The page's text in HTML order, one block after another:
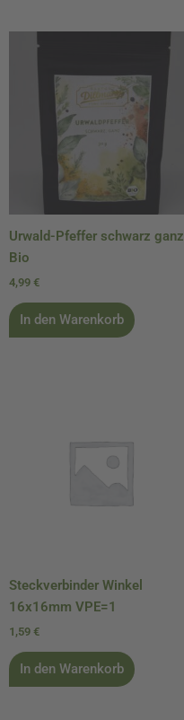
Urwald-Pfeffer schwarz ganz
Bio
4,99 €
In den Warenkorb
Steckverbinder Winkel
16x16mm VPE=1
1,59 €
In den Warenkorb